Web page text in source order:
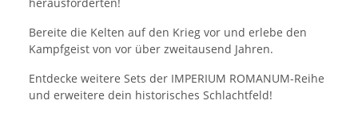
Bereite die Kelten auf den Krieg vor und erlebe den
Kampfgeist von vor über zweitausend Jahren.
Entdecke weitere Sets der IMPERIUM ROMANUM-Reihe
und erweitere dein historisches Schlachtfeld!